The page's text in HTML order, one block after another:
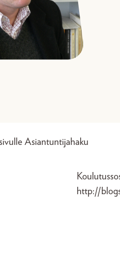
sivulle Asiantuntijahaku
http://